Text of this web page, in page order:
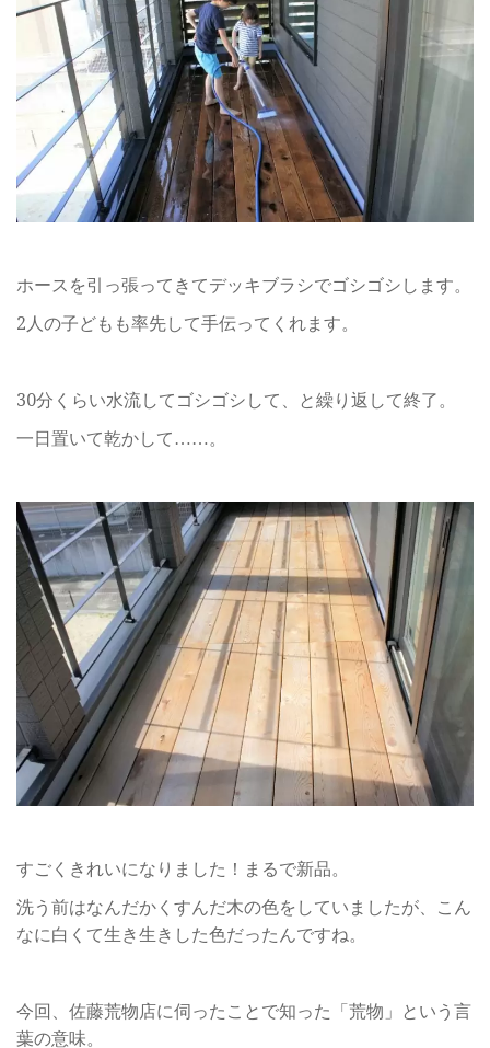
ホースを引っ張ってきてデッキブラシでゴシゴシします。
2人の子どもも率先して手伝ってくれます。
30分くらい水流してゴシゴシして、と繰り返して終了。
一日置いて乾かして……。
すごくきれいになりました！まるで新品。
洗う前はなんだかくすんだ木の色をしていましたが、こん
なに白くて生き生きした色だったんですね。
今回、佐藤荒物店に伺ったことで知った「荒物」という言
葉の意味。